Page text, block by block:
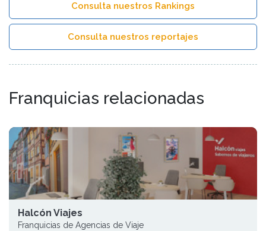
Consulta nuestros Rankings
Consulta nuestros reportajes
Franquicias relacionadas
Halcón Viajes
Franquicias de Agencias de Viaje